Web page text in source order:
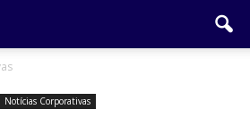
Notícias Corporativas